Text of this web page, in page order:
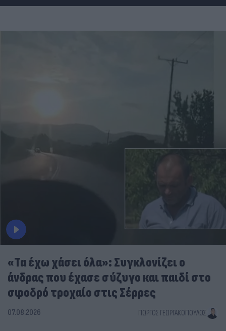
«Τα έχω χάσει όλα»: Συγκλονίζει ο
άνδρας που έχασε σύζυγο και παιδί στο
σφοδρό τροχαίο στις Σέρρες
07.08.2026 ΓΙΏΡΓΟΣ ΓΕΩΡΓΑΚΌΠΟΥΛΟΣ